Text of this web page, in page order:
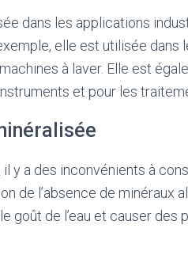
dans les applications
elle est utilisée dans
à laver. Elle est
et pour les
y a des inconvénients à
de l’absence de minéraux
goût de l’eau et causer des